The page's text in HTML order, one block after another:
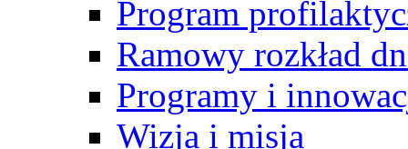
Program
Ramowy rozkład
Programy i
Wizja i misja